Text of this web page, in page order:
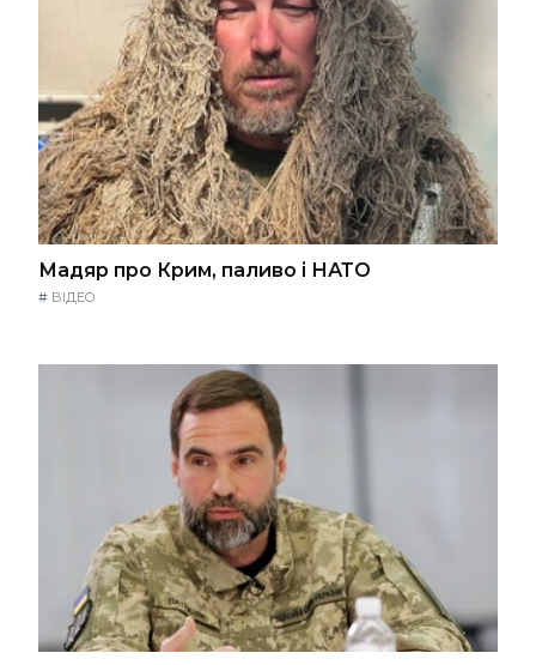
Мадяр про Крим, паливо і НАТО
# ВІДЕО